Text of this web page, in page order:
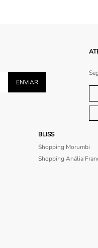
BLISS
Shopping Morumbi
Shopping Anália